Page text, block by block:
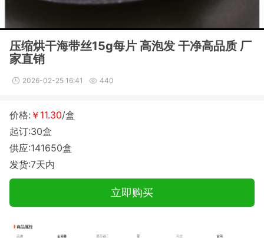
压缩烘干海带丝15g每片 高泡发 干净高品质 厂
家直销
2026-02-25 16:41 440
价格: ￥11.30/盒
起订:30盒
供应:141650盒
发货:7天内
立即购买